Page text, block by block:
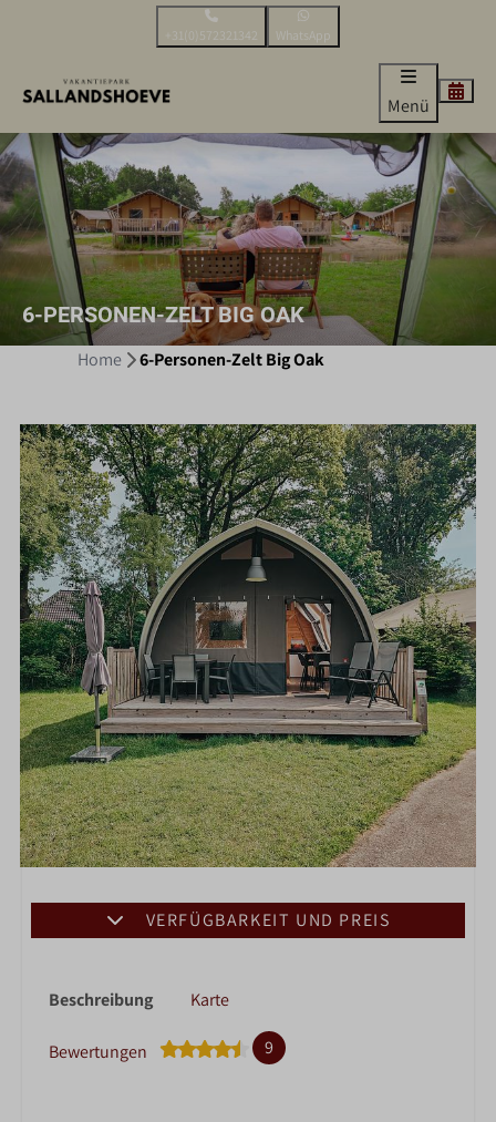
+31(0)572321342 WhatsApp
Menü
6-PERSONEN-ZELT BIG OAK
Home 6-Personen-Zelt Big Oak
VERFÜGBARKEIT UND PREIS
Beschreibung Karte
Bewertungen 9